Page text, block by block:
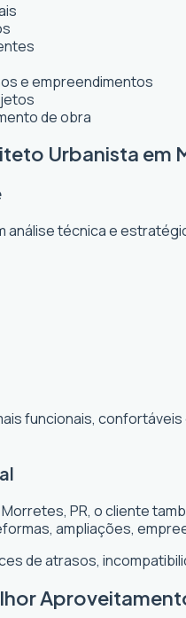
e empreendimentos
de obra
Urbanista em
técnica e
funcionais,
PR, o cliente
ampliações,
de atrasos,